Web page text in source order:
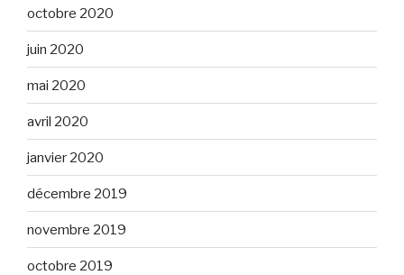
octobre 2020
juin 2020
mai 2020
avril 2020
janvier 2020
décembre 2019
novembre 2019
octobre 2019